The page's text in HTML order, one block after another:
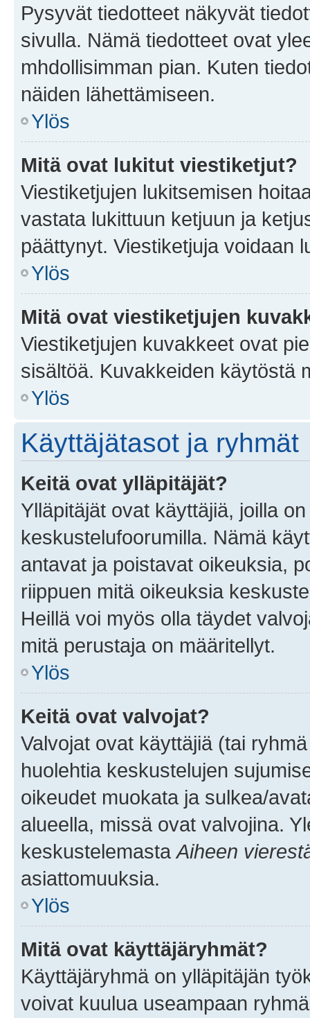
Pysyvät tiedotteet näkyvät
sivulla. Nämä tiedotteet ovat
mhdollisimman pian. Kuten
näiden lähettämiseen.
Ylös
Mitä ovat lukitut viestiketjut?
Viestiketjujen lukitsemisen
vastata lukittuun ketjuun ja
päättynyt. Viestiketjuja voidaan
Ylös
Mitä ovat viestiketjujen
Viestiketjujen kuvakkeet ovat
sisältöä. Kuvakkeiden käytöstä
Ylös
Käyttäjätasot ja ryhmät
Keitä ovat ylläpitäjät?
Ylläpitäjät ovat käyttäjiä, joilla
keskustelufoorumilla. Nämä
antavat ja poistavat oikeuksia,
riippuen mitä oikeuksia
Heillä voi myös olla täydet
mitä perustaja on määritellyt.
Ylös
Keitä ovat valvojat?
Valvojat ovat käyttäjiä (tai
huolehtia keskustelujen
oikeudet muokata ja sulkea/
alueella, missä ovat valvojina.
keskustelemasta Aiheen
asiattomuuksia.
Ylös
Mitä ovat käyttäjäryhmät?
Käyttäjäryhmä on ylläpitäjän
voivat kuulua useampaan